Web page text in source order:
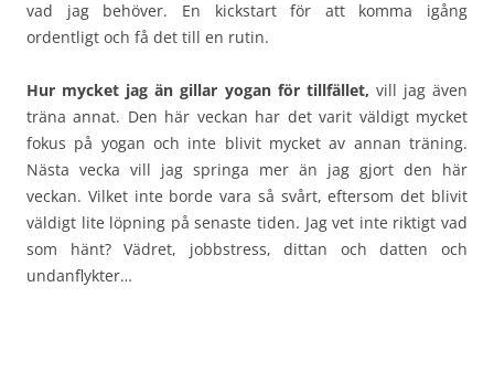
vad jag behöver. En kickstart för att komma igång
ordentligt och få det till en rutin.
Hur mycket jag än gillar yogan för tillfället, vill jag även
träna annat. Den här veckan har det varit väldigt mycket
fokus på yogan och inte blivit mycket av annan träning.
Nästa vecka vill jag springa mer än jag gjort den här
veckan. Vilket inte borde vara så svårt, eftersom det blivit
väldigt lite löpning på senaste tiden. Jag vet inte riktigt vad
som hänt? Vädret, jobbstress, dittan och datten och
undanflykter…